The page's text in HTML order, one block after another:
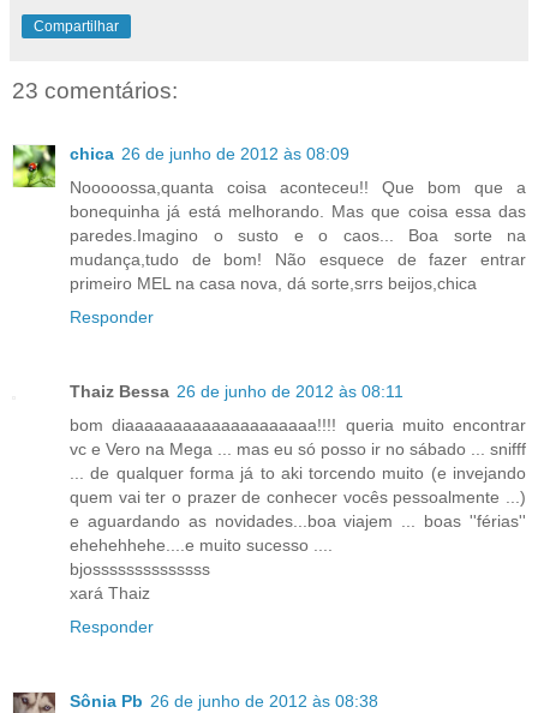
Compartilhar
23 comentários:
chica 26 de junho de 2012 às 08:09
Nooooossa,quanta coisa aconteceu!! Que bom que a
bonequinha já está melhorando. Mas que coisa essa das
paredes.Imagino o susto e o caos... Boa sorte na
mudança,tudo de bom! Não esquece de fazer entrar
primeiro MEL na casa nova, dá sorte,srrs beijos,chica
Responder
Thaiz Bessa 26 de junho de 2012 às 08:11
bom diaaaaaaaaaaaaaaaaaaaa!!!! queria muito encontrar
vc e Vero na Mega ... mas eu só posso ir no sábado ... snifff
... de qualquer forma já to aki torcendo muito (e invejando
quem vai ter o prazer de conhecer vocês pessoalmente ...)
e aguardando as novidades...boa viajem ... boas ''férias''
ehehehhehe....e muito sucesso ....
bjossssssssssssss
xará Thaiz
Responder
Sônia Pb 26 de junho de 2012 às 08:38